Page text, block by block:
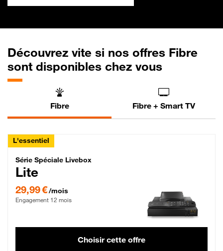
Découvrez vite si nos offres Fibre
sont disponibles chez vous
Fibre Fibre + Smart TV
L'essentiel
Série Spéciale Livebox Lite Fibre
Série Spéciale Livebox
Lite
29,99 €/mois
Engagement 12 mois
Choisir cette offre